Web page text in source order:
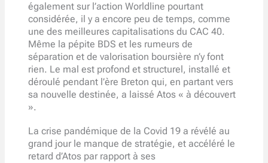
également sur l’action Worldline pourtant
considérée, il y a encore peu de temps, comme
une des meilleures capitalisations du CAC 40.
Même la pépite BDS et les rumeurs de
séparation et de valorisation boursière n’y font
rien. Le mal est profond et structurel, installé et
déroulé pendant l’ère Breton qui, en partant vers
sa nouvelle destinée, a laissé Atos « à découvert
».
La crise pandémique de la Covid 19 a révélé au
grand jour le manque de stratégie, et accéléré le
retard d’Atos par rapport à ses